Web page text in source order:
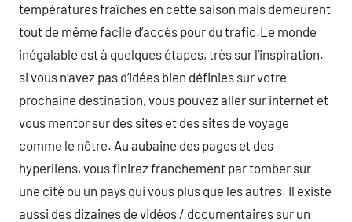
températures fraîches en cette saison mais demeurent
tout de même facile d’accès pour du trafic.Le monde
inégalable est à quelques étapes, très sur l’inspiration.
si vous n’avez pas d’idées bien définies sur votre
prochaine destination, vous pouvez aller sur internet et
vous mentor sur des sites et des sites de voyage
comme le nôtre. Au aubaine des pages et des
hyperliens, vous finirez franchement par tomber sur
une cité ou un pays qui vous plus que les autres. Il existe
aussi des dizaines de vidéos / documentaires sur un